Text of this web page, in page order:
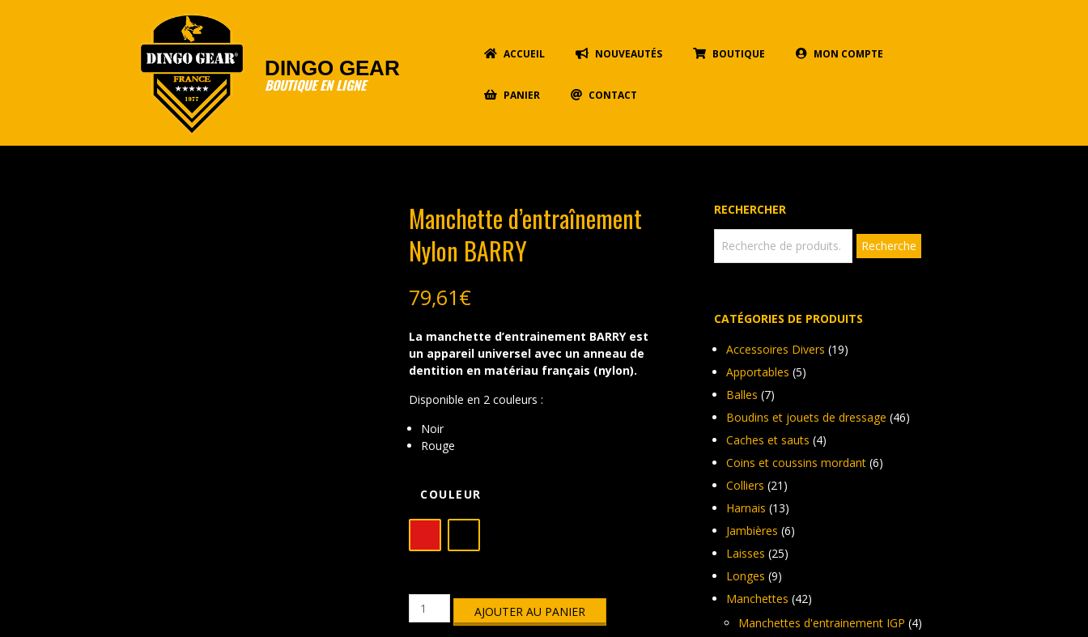
DINGO GEAR
BOUTIQUE EN LIGNE
NavigationACCUEIL NOUVEAUTÉS BOUTIQUE MON COMPTE
PANIER CONTACT
Manchette d’entraînement
Nylon BARRY
79,61€
La manchette d’entrainement BARRY est
un appareil universel avec un anneau de
dentition en matériau français (nylon).
Disponible en 2 couleurs :
Noir
Rouge
COULEUR
quantité
de
AJOUTER AU PANIER
RECHERCHER
pour :
Recherche
CATÉGORIES DE PRODUITS
Accessoires Divers (19)
Apportables (5)
Balles (7)
Boudins et jouets de dressage (46)
Caches et sauts (4)
Coins et coussins mordant (6)
Colliers (21)
Harnais (13)
Jambières (6)
Laisses (25)
Longes (9)
Manchettes (42)
Manchettes d'entrainement IGP (4)